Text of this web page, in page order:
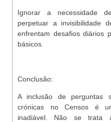
Ignorar a necessidade
perpetuar a invisibilidade
enfrentam desafios diários
básicos.
Conclusão:
A inclusão de perguntas
crónicas no Censos é
inadiável. Não se trata